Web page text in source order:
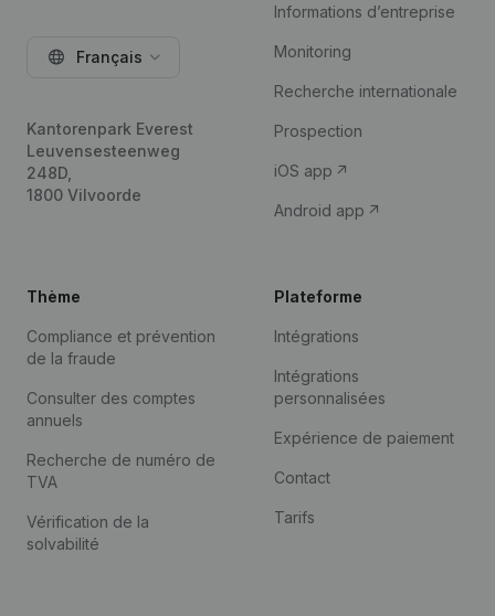
Français
Kantorenpark Everest
Leuvensesteenweg
248D,
1800 Vilvoorde
Informations d’entreprise
Monitoring
Recherche internationale
Prospection
iOS app
Android app
Thème
Compliance et prévention
de la fraude
Consulter des comptes
annuels
Recherche de numéro de
TVA
Vérification de la
solvabilité
Plateforme
Intégrations
Intégrations
personnalisées
Expérience de paiement
Contact
Tarifs